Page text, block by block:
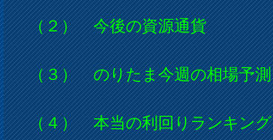
（２） 今後の資源通貨
（３） のりたま今週の相場予測
（４） 本当の利回りランキング